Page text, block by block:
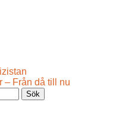
– Från då till nu